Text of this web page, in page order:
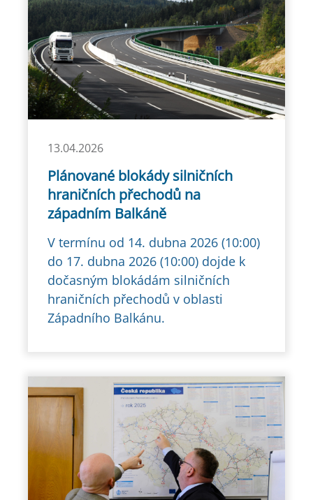
13.04.2026
Plánované blokády silničních
hraničních přechodů na
západním Balkáně
V termínu od 14. dubna 2026 (10:00)
do 17. dubna 2026 (10:00) dojde k
dočasným blokádám silničních
hraničních přechodů v oblasti
Západního Balkánu.